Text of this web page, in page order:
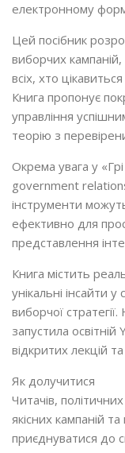
електронному
Цей посібник
виборчих кампаній,
всіх, хто
Книга пропонує
управління
теорію з
Окрема увага у
government
інструменти
ефективно для
представлення
Книга містить
унікальні інсайти
виборчої
запустила
відкритих лекцій
Як долучитися
Читачів, політичних
якісних кампаній
приєднуватися до